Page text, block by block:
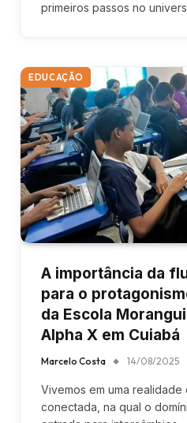
primeiros passos no
EDUCAÇÃO
A importância da
para o
da Escola
Alpha X em Cuiabá
Marcelo Costa 14/08/2025
Vivemos em uma realidade
conectada, na qual o